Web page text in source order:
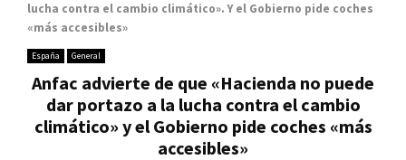
lucha contra el cambio climático». Y el Gobierno pide coches
«más accesibles»
España General
Anfac advierte de que «Hacienda no puede
dar portazo a la lucha contra el cambio
climático» y el Gobierno pide coches «más
accesibles»